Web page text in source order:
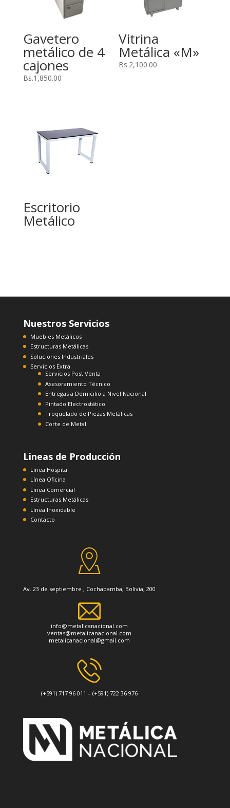
Gavetero
metálico de 4
cajones
Bs.1,850.00
Vitrina
Metálica «M»
Bs.2,100.00
Escritorio
Metálico
Nuestros Servicios
Muebles Metálicos
Estructuras Metálicas
Soluciones Industriales
Servicios Extra
Servicios Post Venta
Asesoramiento Técnico
Entregas a Domicilio a Nivel Nacional
Pintado Electrostático
Troquelado de Piezas Metálicas
Corte de Metal
Lineas de Producción
Línea Hospital
Línea Oficina
Línea Comercial
Estructuras Metálicas
Línea Inoxidable
Contacto
Av. 23 de septiembre , Cochabamba, Bolivia, 200
info@metalicanacional.com
ventas@metalicanacional.com
metalicanacional@gmail.com
(+591) 717 96 011 – (+591) 722 36 976